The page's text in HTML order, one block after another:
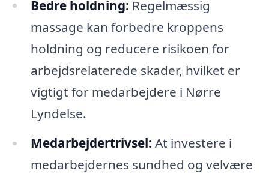
Bedre holdning: Regelmæssig
massage kan forbedre kroppens
holdning og reducere risikoen for
arbejdsrelaterede skader, hvilket er
vigtigt for medarbejdere i Nørre
Lyndelse.
Medarbejdertrivsel: At investere i
medarbejdernes sundhed og velvære